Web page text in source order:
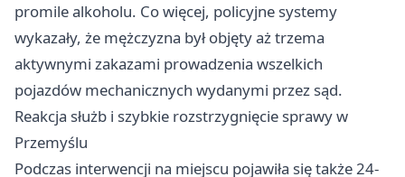
promile alkoholu. Co więcej, policyjne systemy
wykazały, że mężczyzna był objęty aż trzema
aktywnymi zakazami prowadzenia wszelkich
pojazdów mechanicznych wydanymi przez sąd.
Reakcja służb i szybkie rozstrzygnięcie sprawy w
Przemyślu
Podczas interwencji na miejscu pojawiła się także 24-